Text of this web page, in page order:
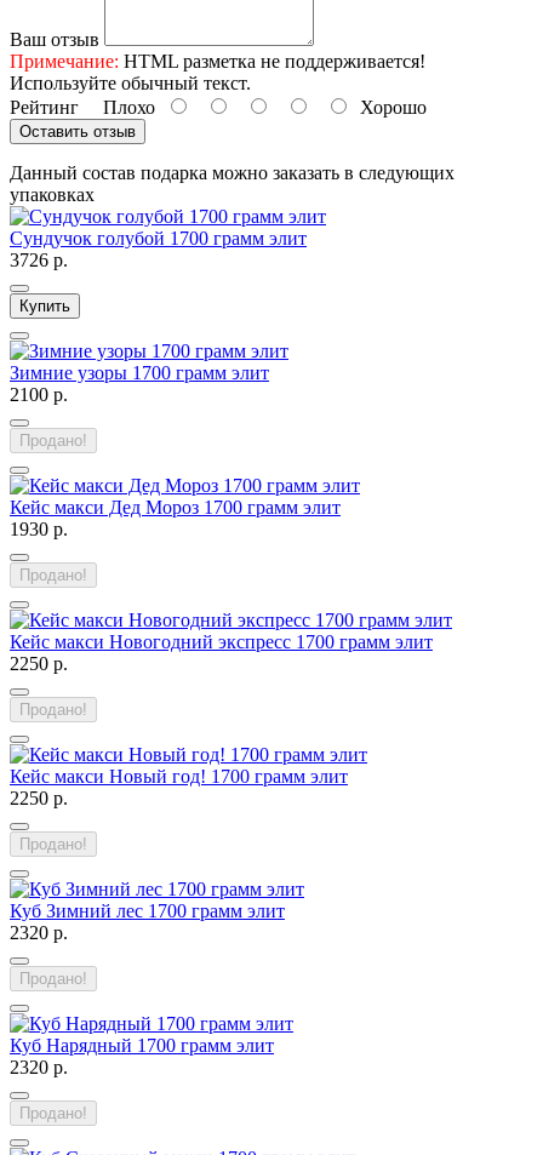
Ваш отзыв
Примечание: HTML разметка не поддерживается!
Используйте обычный текст.
Рейтинг Плохо Хорошо
Оставить отзыв
Данный состав подарка можно заказать в следующих
упаковках
Сундучок голубой 1700 грамм элит
3726 р.
Купить
Зимние узоры 1700 грамм элит
2100 р.
Продано!
Кейс макси Дед Мороз 1700 грамм элит
1930 р.
Продано!
Кейс макси Новогодний экспресс 1700 грамм элит
2250 р.
Продано!
Кейс макси Новый год! 1700 грамм элит
2250 р.
Продано!
Куб Зимний лес 1700 грамм элит
2320 р.
Продано!
Куб Нарядный 1700 грамм элит
2320 р.
Продано!